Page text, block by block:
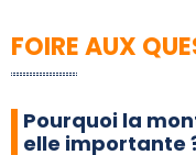
FOIRE AUX
Pourquoi la
elle importante